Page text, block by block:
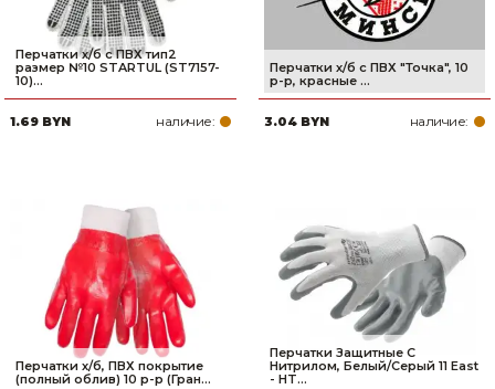
Перчатки х/б с ПВХ тип2
размер №10 STARTUL (ST7157-
10)...
1.69 BYN наличие:
Перчатки х/б с ПВХ "Точка", 10
р-р, красные ...
3.04 BYN наличие:
Перчатки х/б, ПВХ покрытие
(полный облив) 10 р-р (Гран...
Перчатки Защитные С
Нитрилом, Белый/Серый 11 East
- HT...